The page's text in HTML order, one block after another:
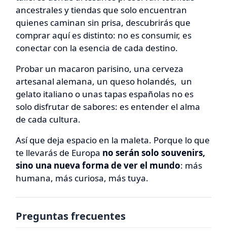
ancestrales y tiendas que solo encuentran
quienes caminan sin prisa, descubrirás que
comprar aquí es distinto: no es consumir, es
conectar con la esencia de cada destino.
Probar un macaron parisino, una cerveza
artesanal alemana, un queso holandés, un
gelato italiano o unas tapas españolas no es
solo disfrutar de sabores: es entender el alma
de cada cultura.
Así que deja espacio en la maleta. Porque lo que
te llevarás de Europa no serán solo souvenirs,
sino una nueva forma de ver el mundo: más
humana, más curiosa, más tuya.
Preguntas frecuentes